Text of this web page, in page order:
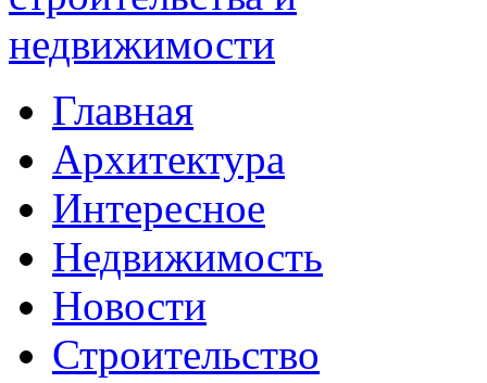
Главная
Архитектура
Интересное
Недвижимость
Новости
Строительство